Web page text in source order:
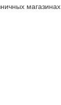
магазинах